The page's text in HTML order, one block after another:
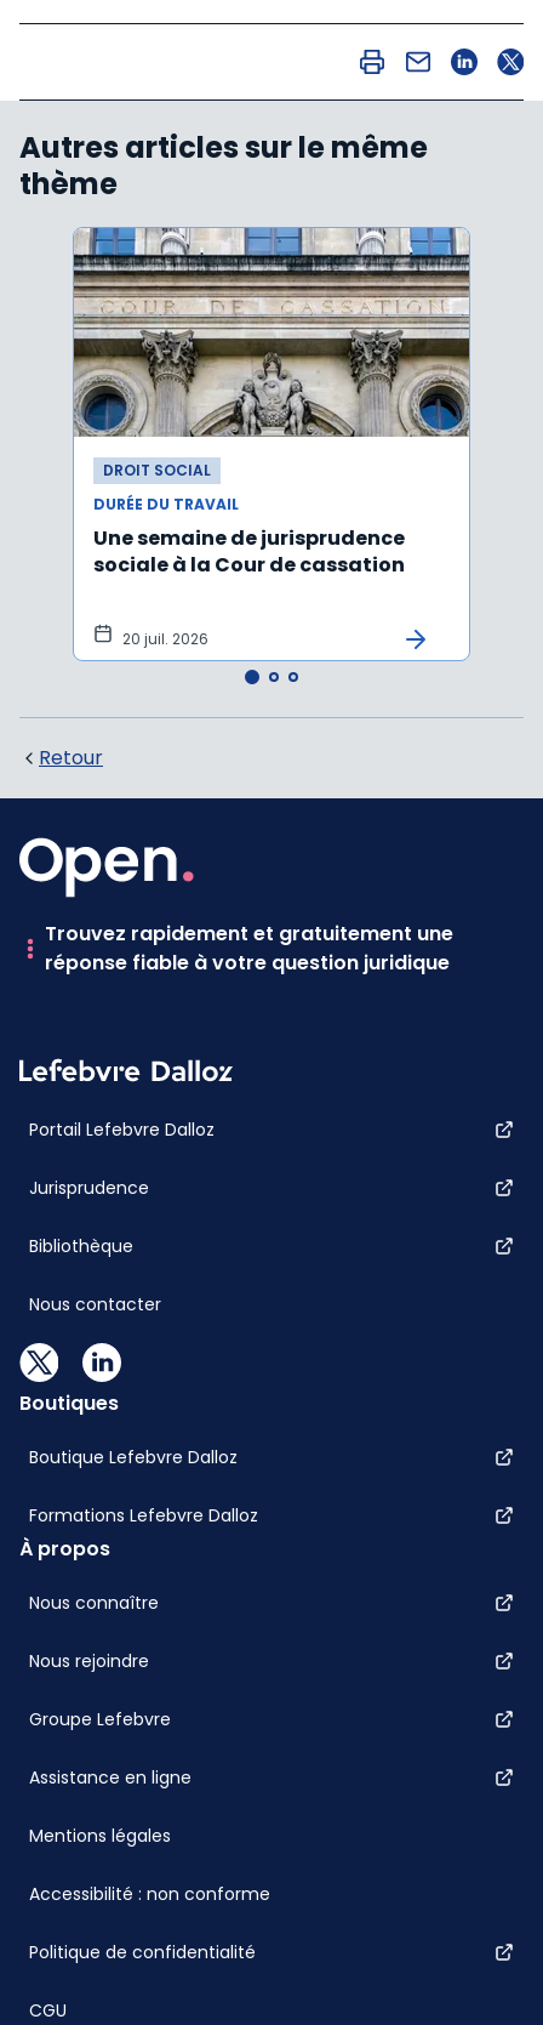
Autres articles sur le même
thème
DROIT SOCIAL
DURÉE DU TRAVAIL
Une semaine de jurisprudence
sociale à la Cour de cassation
20 juil. 2026
Retour
Trouvez rapidement et gratuitement une
réponse fiable à votre question juridique
Portail Lefebvre Dalloz
Jurisprudence
Bibliothèque
Nous contacter
Boutiques
Boutique Lefebvre Dalloz
Formations Lefebvre Dalloz
À propos
Nous connaître
Nous rejoindre
Groupe Lefebvre
Assistance en ligne
Mentions légales
Accessibilité : non conforme
Politique de confidentialité
CGU